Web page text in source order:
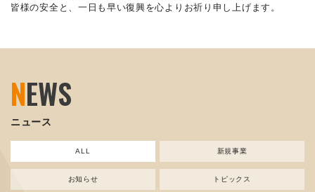
皆様の安全と、一日も早い復興を心よりお祈り申し上げます。
NEWS
ニュース
ALL 新規事業
お知らせ トピックス